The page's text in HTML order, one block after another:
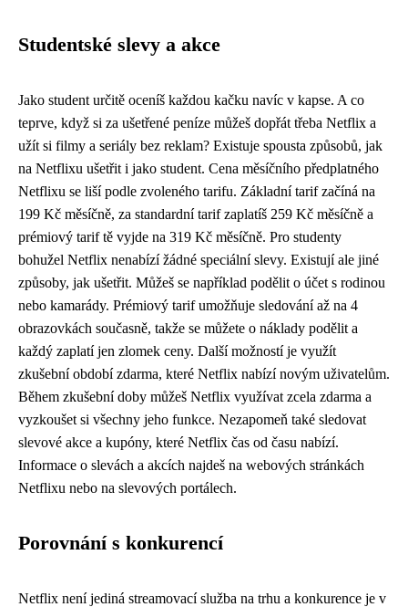
Studentské slevy a akce
Jako student určitě oceníš každou kačku navíc v kapse. A co
teprve, když si za ušetřené peníze můžeš dopřát třeba Netflix a
užít si filmy a seriály bez reklam? Existuje spousta způsobů, jak
na Netflixu ušetřit i jako student. Cena měsíčního předplatného
Netflixu se liší podle zvoleného tarifu. Základní tarif začíná na
199 Kč měsíčně, za standardní tarif zaplatíš 259 Kč měsíčně a
prémiový tarif tě vyjde na 319 Kč měsíčně. Pro studenty
bohužel Netflix nenabízí žádné speciální slevy. Existují ale jiné
způsoby, jak ušetřit. Můžeš se například podělit o účet s rodinou
nebo kamarády. Prémiový tarif umožňuje sledování až na 4
obrazovkách současně, takže se můžete o náklady podělit a
každý zaplatí jen zlomek ceny. Další možností je využít
zkušební období zdarma, které Netflix nabízí novým uživatelům.
Během zkušební doby můžeš Netflix využívat zcela zdarma a
vyzkoušet si všechny jeho funkce. Nezapomeň také sledovat
slevové akce a kupóny, které Netflix čas od času nabízí.
Informace o slevách a akcích najdeš na webových stránkách
Netflixu nebo na slevových portálech.
Porovnání s konkurencí
Netflix není jediná streamovací služba na trhu a konkurence je v